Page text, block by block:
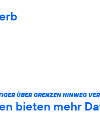
ÜBER GRENZEN HINWEG
bieten mehr